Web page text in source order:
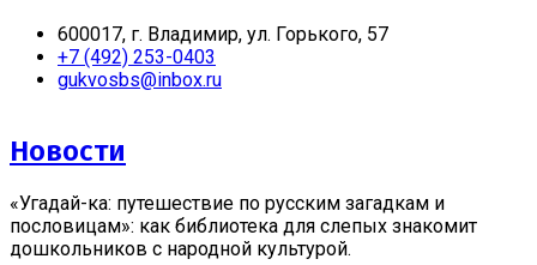
600017, г. Владимир, ул. Горького, 57
+7 (492) 253-0403
gukvosbs@inbox.ru
Новости
«Угадай-ка: путешествие по русским загадкам и
пословицам»: как библиотека для слепых знакомит
дошкольников с народной культурой.